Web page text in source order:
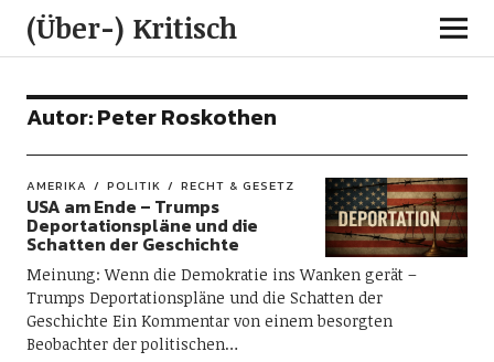
(Über-) Kritisch
Autor:Peter Roskothen
AMERIKA POLITIK RECHT & GESETZ
USA am Ende – Trumps
Deportationspläne und die
Schatten der Geschichte
Meinung: Wenn die Demokratie ins Wanken gerät –
Trumps Deportationspläne und die Schatten der
Geschichte Ein Kommentar von einem besorgten
Beobachter der politischen…